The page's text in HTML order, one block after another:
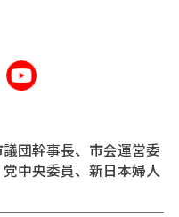
団幹事長、市会運営委
中央委員、新日本婦人